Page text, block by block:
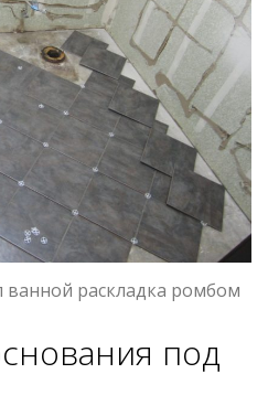
ванной раскладка ромбом
под